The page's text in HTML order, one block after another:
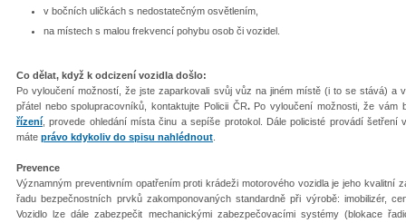
v bočních uličkách s nedostatečným osvětlením,
na místech s malou frekvencí pohybu osob či vozidel.
Co dělat, když k odcizení vozidla došlo:
Po vyloučení možností, že jste zaparkovali svůj vůz na jiném místě (i to se stává) a
přátel nebo spolupracovníků, kontaktujte Policii ČR. Po vyloučení možnosti, že vám
řízení , provede ohledání místa činu a sepíše protokol. Dále policisté provádí
máte právo kdykoliv do spisu nahlédnout
Prevence
Významným preventivním opatřením proti krádeži motorového vozidla je jeho kvalitní
řadu bezpečnostních prvků zakomponovaných standardně při výrobě: imobilizér,
Vozidlo lze dále zabezpečit mechanickými zabezpečovacími systémy (blokace